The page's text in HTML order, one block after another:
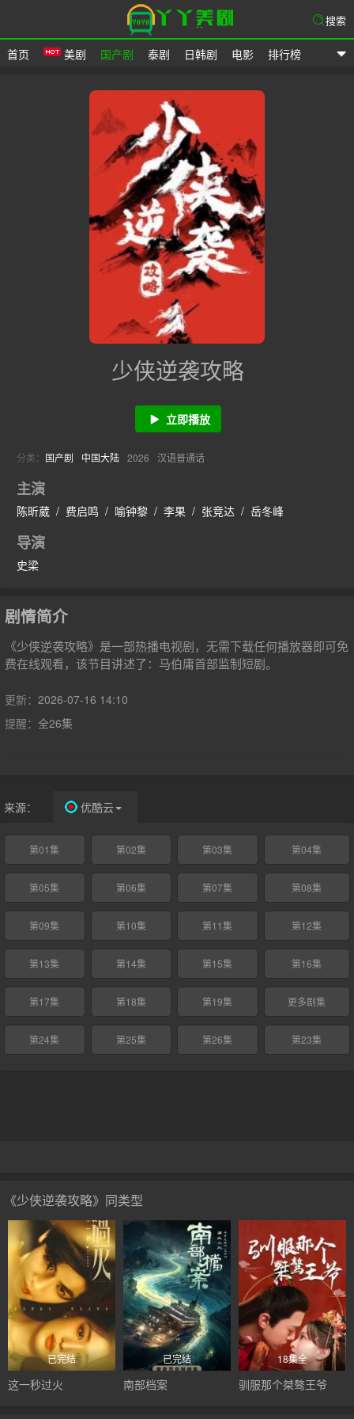
首页 美剧 国产剧 泰剧 日韩剧 电影 排行榜
搜索
少侠逆袭攻略
立即播放
分类： 国产剧 中国大陆 2026 汉语普通话
主演
陈昕葳 / 费启鸣 / 喻钟黎 / 李果 / 张竞达 / 岳冬峰
导演
史梁
剧情简介
《少侠逆袭攻略》是一部热播电视剧，无需下载任何播放器即可免
费在线观看，该节目讲述了：马伯庸首部监制短剧。
更新： 2026-07-16 14:10
提醒： 全26集
来源： 优酷云
第01集 第02集 第03集 第04集
第05集 第06集 第07集 第08集
第09集 第10集 第11集 第12集
第13集 第14集 第15集 第16集
第17集 第18集 第19集 更多剧集
第23集
第24集 第25集 第26集
《少侠逆袭攻略》同类型
已完结
这一秒过火
已完结
南部档案
18集全
驯服那个桀骜王爷